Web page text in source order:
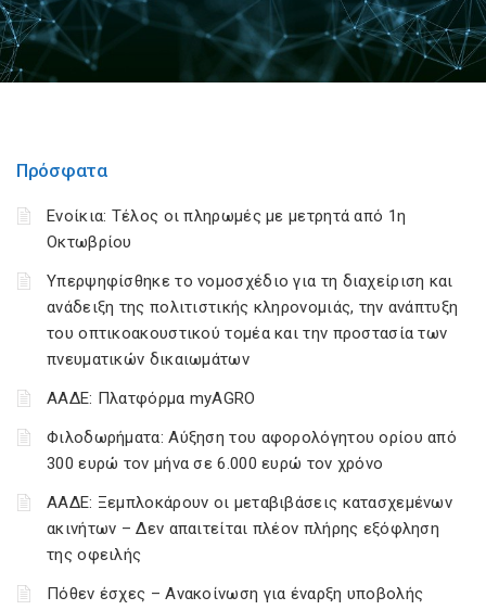
Πρόσφατα
Ενοίκια: Τέλος οι πληρωμές με μετρητά από 1η
Οκτωβρίου
Υπερψηφίσθηκε το νομοσχέδιο για τη διαχείριση και
ανάδειξη της πολιτιστικής κληρονομιάς, την ανάπτυξη
του οπτικοακουστικού τομέα και την προστασία των
πνευματικών δικαιωμάτων
ΑΑΔΕ: Πλατφόρμα myAGRO
Φιλοδωρήματα: Αύξηση του αφορολόγητου ορίου από
300 ευρώ τον μήνα σε 6.000 ευρώ τον χρόνο
ΑΑΔΕ: Ξεμπλοκάρουν οι μεταβιβάσεις κατασχεμένων
ακινήτων – Δεν απαιτείται πλέον πλήρης εξόφληση
της οφειλής
Πόθεν έσχες – Ανακοίνωση για έναρξη υποβολής